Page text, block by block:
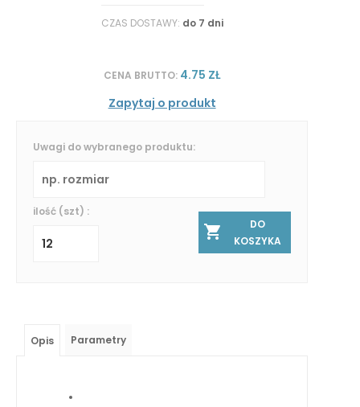
CZAS DOSTAWY: do 7 dni
CENA BRUTTO: 4.75 ZŁ
Zapytaj o produkt
Uwagi do wybranego produktu:
ilość (szt) :
DO
KOSZYKA
Opis Parametry